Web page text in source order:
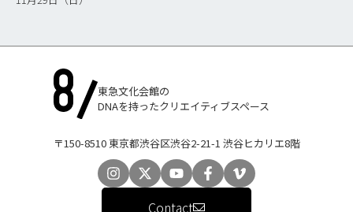
東急文化会館の
DNAを持ったクリエイティブスペース
〒150-8510 東京都渋谷区渋谷2-21-1 渋谷ヒカリエ8階
Contact